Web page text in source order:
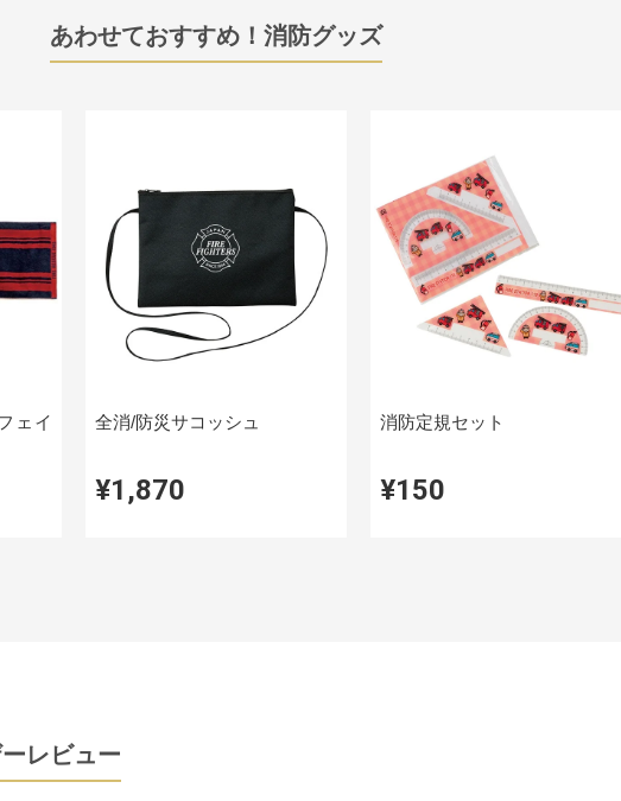
あわせておすすめ！消防グッズ
ェイ
全消/防災サコッシュ
¥1,870
消防定規セット
¥150
レビュー